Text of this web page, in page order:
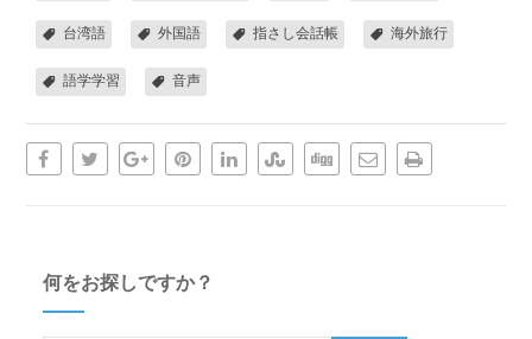
台湾語 外国語 指さし会話帳 海外旅行
語学学習 音声
何をお探しですか？